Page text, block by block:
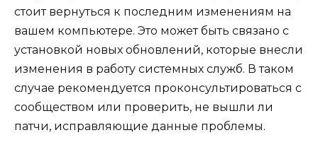
стоит вернуться к последним изменениям на
вашем компьютере. Это может быть связано с
установкой новых обновлений, которые внесли
изменения в работу системных служб. В таком
случае рекомендуется проконсультироваться с
сообществом или проверить, не вышли ли
патчи, исправляющие данные проблемы.